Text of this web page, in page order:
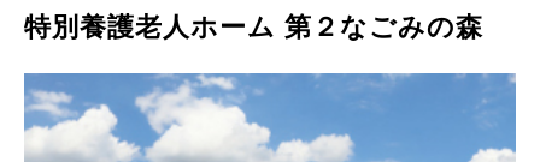
特別養護老人ホーム 第２なごみの森